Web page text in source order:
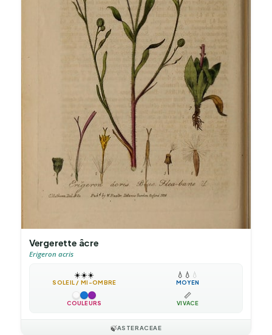
Vergerette âcre
Erigeron acris
☀️☀️☀️
SOLEIL / MI-OMBRE
💧 💧 💧
MOYEN
COULEURS
📏
VIVACE
🍃ASTERACEAE